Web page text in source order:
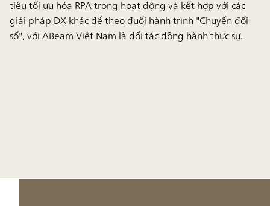
tiêu tối ưu hóa RPA trong hoạt động và kết hợp với các
giải pháp DX khác để theo đuổi hành trình"Chuyển đổi
số", với ABeam Việt Nam là đối tác đồng hành thực sự.